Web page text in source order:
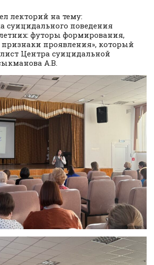
лекторий на тему:
суицидального поведения
футоры формирования,
проявления», который
Центра суицидальной
А.В.